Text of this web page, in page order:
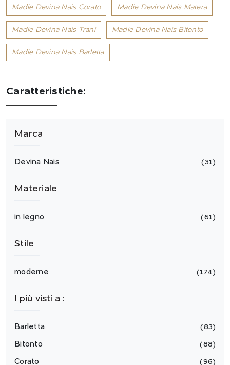
Madie Devina Nais Corato Madie Devina Nais Matera
Madie Devina Nais Trani Madie Devina Nais Bitonto
Madie Devina Nais Barletta
Caratteristiche:
Marca
Devina Nais 31
Materiale
in legno 61
Stile
moderne 174
I più visti a :
Barletta 83
Bitonto 88
Corato 96